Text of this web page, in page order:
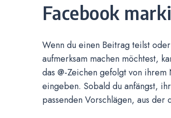
Facebook
Wenn du einen Beitrag teilst
aufmerksam machen möchtest,
das @-Zeichen gefolgt von
eingeben. Sobald du anfängst,
passenden Vorschlägen, aus der